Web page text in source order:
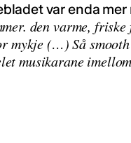
var enda mer
den varme,
mykje (…) Så
musikarane